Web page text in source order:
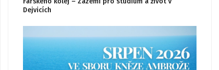
Dejvicích